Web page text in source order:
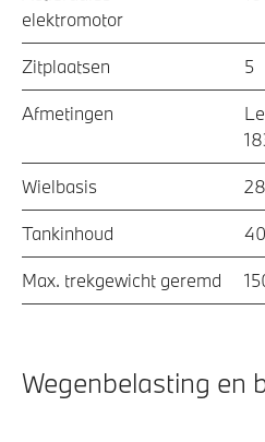
elektromotor
Zitplaatsen 5
Afmetingen
Wielbasis
Tankinhoud 40
Max. trekgewicht geremd
Wegenbelasting en